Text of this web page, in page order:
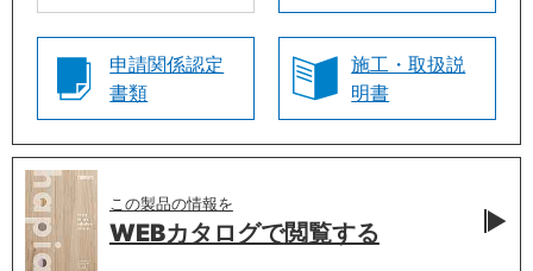
申請関係認定
書類
施工・取扱説
明書
この製品の情報を
WEBカタログで閲覧する